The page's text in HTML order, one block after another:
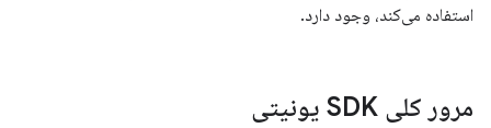
استفاده می‌کند، وجود دارد.
مرور کلی SDK یونیتی